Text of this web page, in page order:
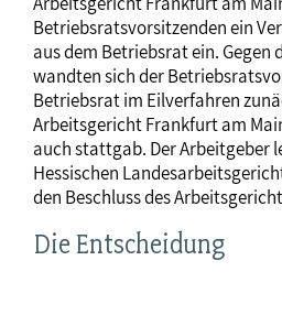
Betriebsratsvorsitzenden ein
aus dem Betriebsrat ein. Gegen
wandten sich der
Betriebsrat im Eilverfahren
Arbeitsgericht Frankfurt am
auch stattgab. Der Arbeitgeber
Hessischen
den Beschluss des
Die Entscheidung